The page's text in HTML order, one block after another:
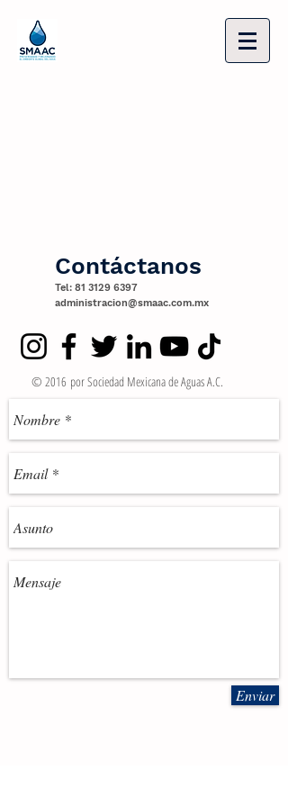
Contáctanos
Tel: 81 3129 6397
administracion@smaac.com.mx
© 2016 por Sociedad Mexicana de Aguas A.C.
Enviar